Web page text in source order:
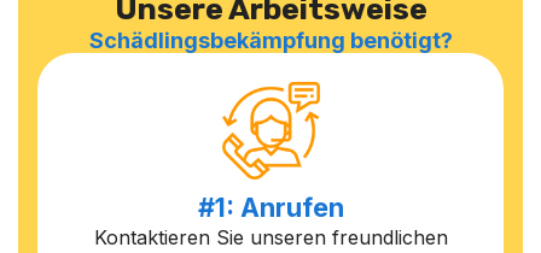
Unsere Arbeitsweise
Schädlingsbekämpfung benötigt?
#1: Anrufen
Kontaktieren Sie unseren freundlichen